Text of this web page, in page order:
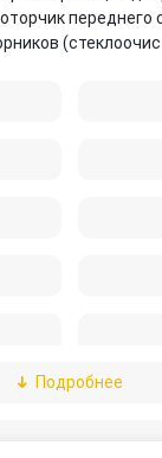
переднего
Подробнее